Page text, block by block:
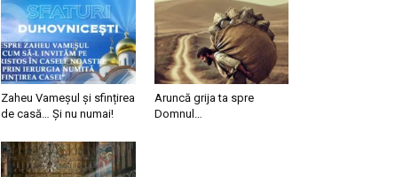
Zaheu Vameșul și sfințirea
de casă… Și nu numai!
Aruncă grija ta spre
Domnul…